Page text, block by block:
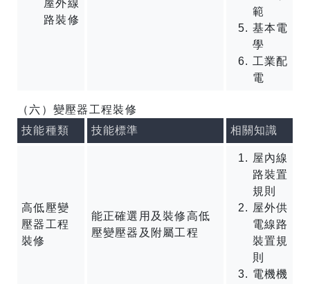
屋外線
路裝修
範
基本電
學
工業配
電
（六）變壓器工程裝修
技能種類
技能標準 相關知識
高低壓變
壓器工程
裝修
能正確選用及裝修高低
壓變壓器及附屬工程
屋內線
路裝置
規則
屋外供
電線路
裝置規
則
電機機